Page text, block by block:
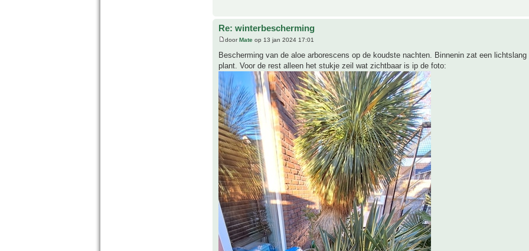
Re: winterbescherming
doorMate op 13 jan 2024 17:01
Bescherming van de aloe arborescens op de koudste nachten. Binnenin zat een lichtslang
plant. Voor de rest alleen het stukje zeil wat zichtbaar is ip de foto: